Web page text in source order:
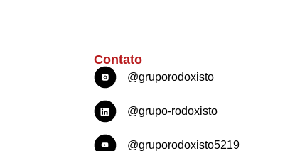
Contato
@gruporodoxisto
@grupo-rodoxisto
@gruporodoxisto5219